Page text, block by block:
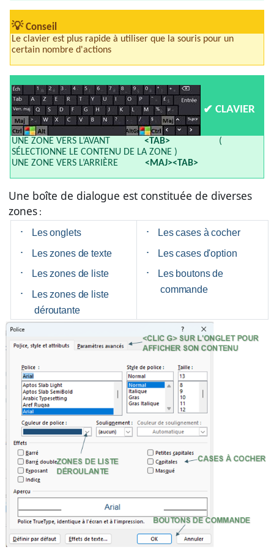
💡Conseil
Le clavier est plus rapide à utiliser que la souris pour un
certain nombre d'actions
✔ CLAVIER
UNE ZONE VERS L’AVANT <TAB> (
SÉLECTIONNE LE CONTENU DE LA ZONE )
UNE ZONE VERS L’ARRIÈRE <MAJ><TAB>
Une boîte de dialogue est constituée de diverses
zones :
· Les onglets
· Les zones de texte
· Les zones de liste
·
Les zones de liste
déroutante
· Les cases à cocher
· Les cases d'option
·
Les boutons de
commande